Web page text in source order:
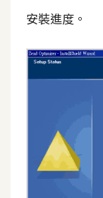
開
發
文
安裝進度。